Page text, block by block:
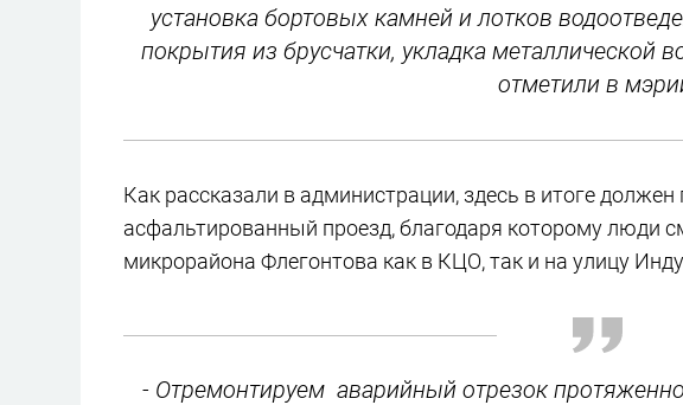
установка бортовых камней и лотков
покрытия из брусчатки, укладка металлической
отметили в
Как рассказали в администрации, здесь в итоге
асфальтированный проезд, благодаря которому люди
микрорайона Флегонтова как в КЦО, так и на улицу
- Отремонтируем аварийный отрезок